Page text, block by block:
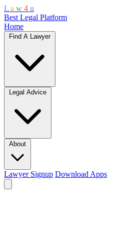
L a w 4 u
Best Legal Platform
Home
Find A Lawyer
Legal Advice
About
Lawyer Signup Download Apps